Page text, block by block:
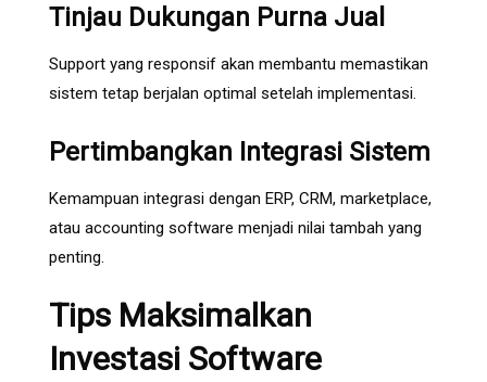
Tinjau Dukungan Purna Jual
Support yang responsif akan membantu memastikan
sistem tetap berjalan optimal setelah implementasi.
Pertimbangkan Integrasi Sistem
Kemampuan integrasi dengan ERP, CRM, marketplace,
atau accounting software menjadi nilai tambah yang
penting.
Tips Maksimalkan
Investasi Software